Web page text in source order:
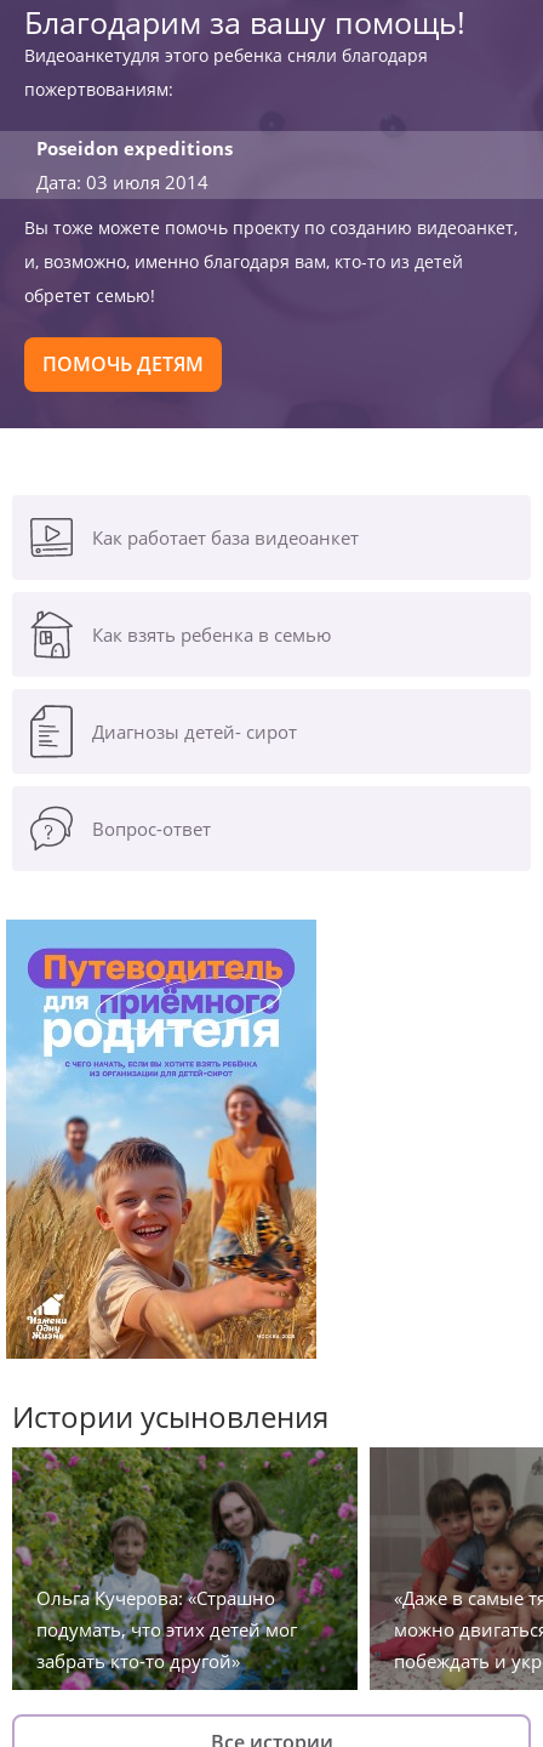
Благодарим за вашу помощь!
Видеоанкетудля этого ребенка сняли благодаря
пожертвованиям:
Poseidon expeditions
Дата: 03 июля 2014
Вы тоже можете помочь проекту по созданию видеоанкет,
и, возможно, именно благодаря вам, кто-то из детей
обретет семью!
ПОМОЧЬ ДЕТЯМ
Как работает база видеоанкет
Как взять ребенка в семью
Диагнозы детей- сирот
Вопрос-ответ
Истории усыновления
Ольга Кучерова: «Страшно
подумать, что этих детей мог
забрать кто-то другой»
«Даже в самые
можно
побеждать и